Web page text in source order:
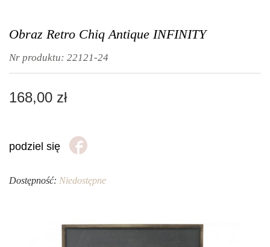
Obraz Retro Chiq Antique INFINITY
Nr produktu: 22121-24
168,00 zł
podziel się
Dostępność: Niedostępne